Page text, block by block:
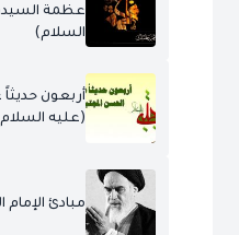
عظمة
السلام)
أربعون
(عليه
مبادئ الإمام